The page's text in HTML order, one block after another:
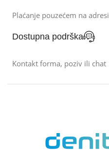
Plaćanje pouzećem na adresi
Dostupna podrška
Kontakt forma, poziv ili chat